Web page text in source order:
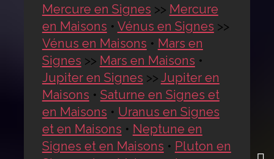
Mercure en Signes >> Mercure
en Maisons • Vénus en Signes >>
Vénus en Maisons • Mars en
Signes >> Mars en Maisons •
Jupiter en Signes >> Jupiter en
Maisons • Saturne en Signes et
en Maisons • Uranus en Signes
et en Maisons • Neptune en
Signes et en Maisons • Pluton en